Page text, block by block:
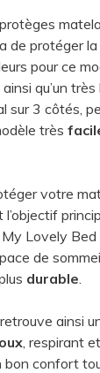
de protéger
pour ce
, ainsi qu’un
sur 3 côtés,
très
votre
Lovely Bed
de
durable
ainsi
, respirant et
confort